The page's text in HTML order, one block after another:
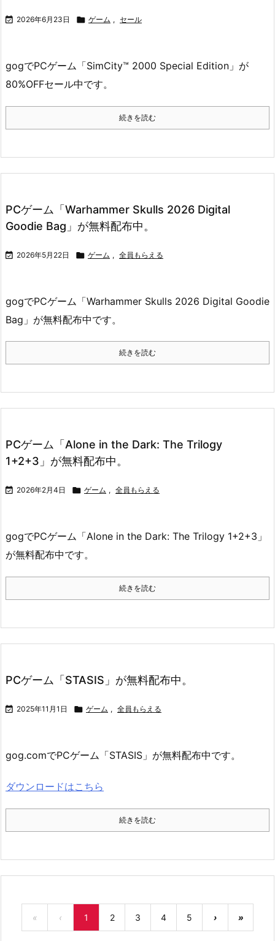
 2026年6月23日  ゲーム , セール
gogでPCゲーム「SimCity™ 2000 Special Edition」が
80%OFFセール中です。
続きを読む
PCゲーム「Warhammer Skulls 2026 Digital
Goodie Bag」が無料配布中。
 2026年5月22日  ゲーム , 全員もらえる
gogでPCゲーム「Warhammer Skulls 2026 Digital Goodie
Bag」が無料配布中です。
続きを読む
PCゲーム「Alone in the Dark: The Trilogy
1+2+3」が無料配布中。
 2026年2月4日  ゲーム , 全員もらえる
gogでPCゲーム「Alone in the Dark: The Trilogy 1+2+3」
が無料配布中です。
続きを読む
PCゲーム「STASIS」が無料配布中。
 2025年11月1日  ゲーム , 全員もらえる
gog.comでPCゲーム「STASIS」が無料配布中です。
ダウンロードはこちら
続きを読む
« ‹ 1 2 3 4 5 › »